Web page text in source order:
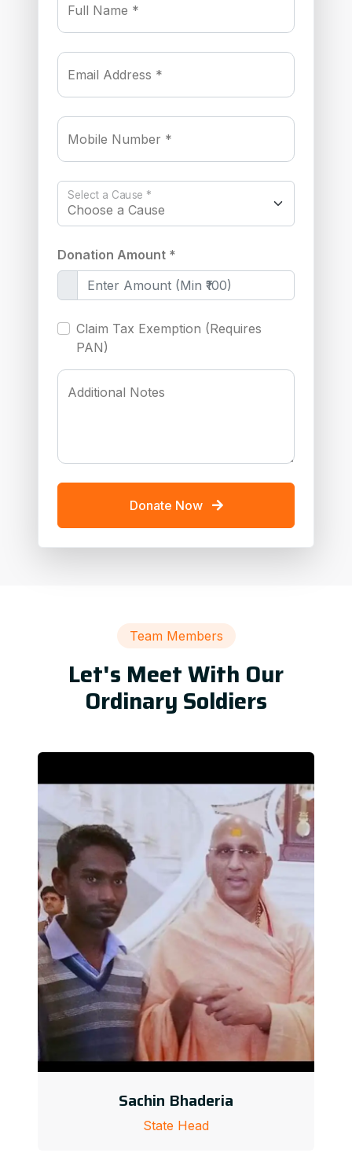
Full Name *
Email Address *
Mobile Number *
Select a Cause *
Donation Amount *
Claim Tax Exemption (Requires
PAN)
Additional Notes
Donate Now
Team Members
Let's Meet With Our
Ordinary Soldiers
Sachin Bhaderia
State Head